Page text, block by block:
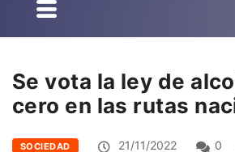
Se vota la ley de
cero en las rutas
SOCIEDAD 21/11/2022 0